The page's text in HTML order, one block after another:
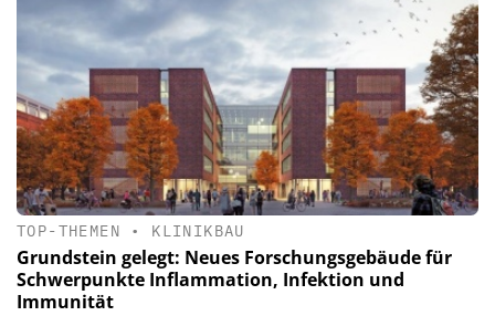
TOP-THEMEN • KLINIKBAU
Grundstein gelegt: Neues Forschungsgebäude für
Schwerpunkte Inflammation, Infektion und
Immunität